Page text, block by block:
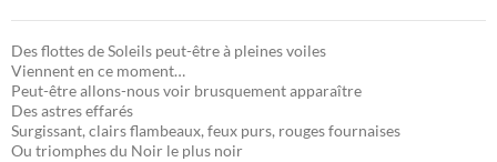
Des flottes de Soleils peut-être à pleines voiles
Viennent en ce moment…
Peut-être allons-nous voir brusquement apparaître
Des astres effarés
Surgissant, clairs flambeaux, feux purs, rouges fournaises
Ou triomphes du Noir le plus noir